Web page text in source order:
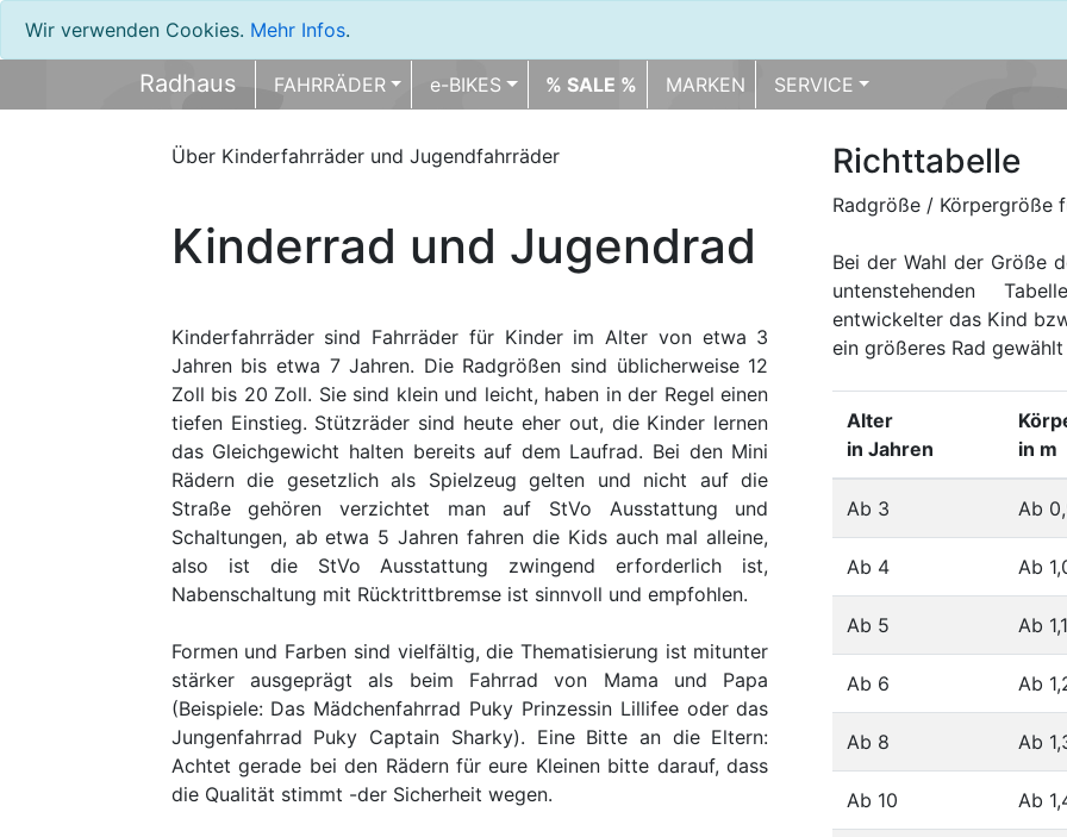
Wir verwenden Cookies. Mehr Infos.
Radhaus FAHRRÄDER e-BIKES % SALE % MARKEN SERVICE
Über Kinderfahrräder und Jugendfahrräder
Kinderrad und Jugendrad
Kinderfahrräder sind Fahrräder für Kinder im Alter von etwa 3
Jahren bis etwa 7 Jahren. Die Radgrößen sind üblicherweise 12
Zoll bis 20 Zoll. Sie sind klein und leicht, haben in der Regel einen
tiefen Einstieg. Stützräder sind heute eher out, die Kinder lernen
das Gleichgewicht halten bereits auf dem Laufrad. Bei den Mini
Rädern die gesetzlich als Spielzeug gelten und nicht auf die
Straße gehören verzichtet man auf StVo Ausstattung und
Schaltungen, ab etwa 5 Jahren fahren die Kids auch mal alleine,
also ist die StVo Ausstattung zwingend erforderlich ist,
Nabenschaltung mit Rücktrittbremse ist sinnvoll und empfohlen.
Formen und Farben sind vielfältig, die Thematisierung ist mitunter
stärker ausgeprägt als beim Fahrrad von Mama und Papa
(Beispiele: Das Mädchenfahrrad Puky Prinzessin Lillifee oder das
Jungenfahrrad Puky Captain Sharky). Eine Bitte an die Eltern:
Achtet gerade bei den Rädern für eure Kleinen bitte darauf, dass
die Qualität stimmt -der Sicherheit wegen.
Richttabelle
Radgröße / Körpergröße
Bei der Wahl der Größe
untenstehenden
entwickelter das Kind
ein größeres Rad
Alter
in Jahren
in m
Ab 3 Ab
Ab 4 Ab
Ab 5 Ab
Ab 6 Ab
Ab 8 Ab
Ab 10 Ab